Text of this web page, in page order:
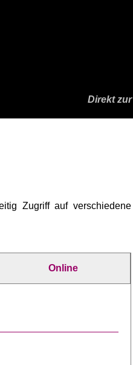
Direkt zur
Zugriff auf verschiedene
Online